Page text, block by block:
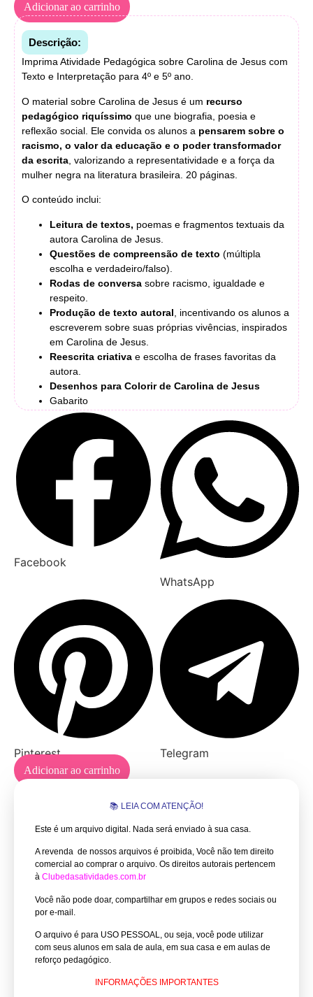
Adicionar ao carrinho
Descrição:
Imprima Atividade Pedagógica sobre Carolina de Jesus com
Texto e Interpretação para 4º e 5º ano.
O material sobre Carolina de Jesus é um recurso
pedagógico riquíssimo que une biografia, poesia e
reflexão social. Ele convida os alunos a pensarem sobre o
racismo, o valor da educação e o poder transformador
da escrita , valorizando a representatividade e a força da
mulher negra na literatura brasileira. 20 páginas.
O conteúdo inclui:
Leitura de textos, poemas e fragmentos textuais da
autora Carolina de Jesus.
Questões de compreensão de texto (múltipla
escolha e verdadeiro/falso).
Rodas de conversa sobre racismo, igualdade e
respeito.
Produção de texto autoral , incentivando os alunos a
escreverem sobre suas próprias vivências, inspirados
em Carolina de Jesus.
Reescrita criativa e escolha de frases favoritas da
autora.
Desenhos para Colorir de Carolina de Jesus
Gabarito
Facebook
WhatsApp
Pinterest Telegram
Adicionar ao carrinho
📚 LEIA COM ATENÇÃO!
Este é um arquivo digital. Nada será enviado à sua casa.
A revenda de nossos arquivos é proibida, Você não tem direito
comercial ao comprar o arquivo. Os direitos autorais pertencem
à Clubedasatividades.com.br
Você não pode doar, compartilhar em grupos e redes sociais ou
por e-mail.
O arquivo é para USO PESSOAL, ou seja, você pode utilizar
com seus alunos em sala de aula, em sua casa e em aulas de
reforço pedagógico.
INFORMAÇÕES IMPORTANTES